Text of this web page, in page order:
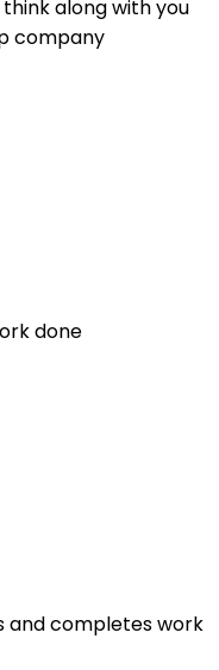
along with you
company
done
and completes work